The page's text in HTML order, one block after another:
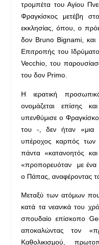
τρομπέτα του Αγίου
Φραγκίσκος μετέβη
εκκλησίας, όπου, ο
δον Bruno Bignami, και
Επιτροπής του
Vecchio, του
του δον Primo.
Η ιερατική
ονομάζεται επίσης
υπενθύμισε ο
του -, δεν ήταν «μια
υπέροχος καρπός των
πάντα «κατανοητός
«προπορευόταν με ένα
ο Πάπας, αναφέροντας
Μεταξύ των ατόμων
κατά τα νεανικά του
σπουδαίο επίσκοπο
αποκαλώντας τον
Καθολικισμού,